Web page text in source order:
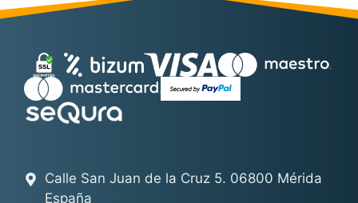
Calle San Juan de la Cruz 5. 06800 Mérida
España